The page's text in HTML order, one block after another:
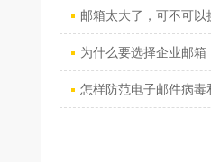
邮箱太大了，可不可
为什么要选择企业邮箱
怎样防范电子邮件病毒